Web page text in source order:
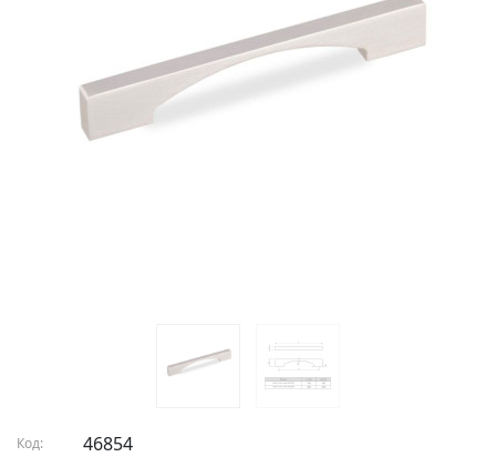
Код: 46854